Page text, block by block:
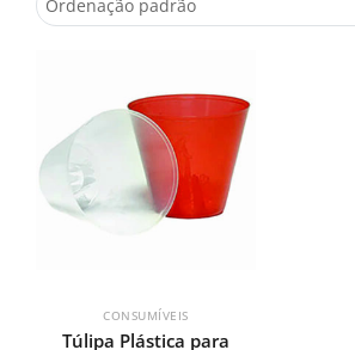
CONSUMÍVEIS
Túlipa Plástica para